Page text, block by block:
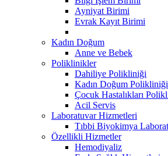
Ayniyat Birimi
Evrak Kayıt Birimi
Kadın Doğum
Anne ve Bebek
Poliklinikler
Dahiliye Polikliniği
Kadın Doğum Polikliniği
Çocuk Hastalıkları
Acil Servis
Laboratuvar Hizmetleri
Tıbbi Biyokimya
Özellikli Hizmetler
Hemodiyaliz